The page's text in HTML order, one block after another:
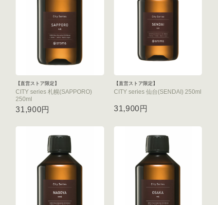
【直営ストア限定】
CITY series 札幌(SAPPORO)
250ml
31,900円
【直営ストア限定】
CITY series 仙台(SENDAI) 250ml
31,900円